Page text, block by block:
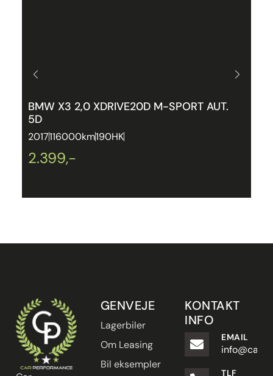
BMW X3 2,0 XDRIVE20D M-SPORT AUT.
5D
2017116000km190HK
2.399,-
GENVEJE
Lagerbiler
Om Leasing
Bil eksempler
KONTAKT
INFO
EMAIL
TLF